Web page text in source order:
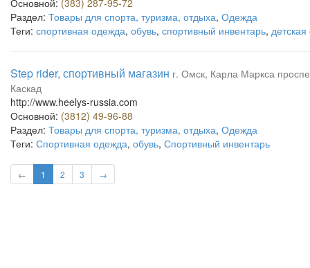
Основной: (383) 287-95-72
Раздел: Товары для спорта, туризма, отдыха, Одежда
Теги: спортивная одежда, обувь, спортивный инвентарь,
Step rider, спортивный магазин г. Омск, Карла Маркса
Каскад
http://www.heelys-russia.com
Основной: (3812) 49-96-88
Раздел: Товары для спорта, туризма, отдыха, Одежда
Теги: Спортивная одежда, обувь, Спортивный инвентарь
← 1 2 3 →